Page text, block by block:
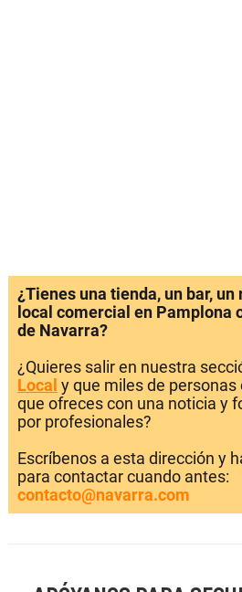
¿Tienes una tienda, un bar,
local comercial en Pamplona
de Navarra?
¿Quieres salir en nuestra
Local y que miles de
que ofreces con una noticia y
por profesionales?
Escríbenos a esta dirección y
para contactar cuando antes:
contacto@navarra.com